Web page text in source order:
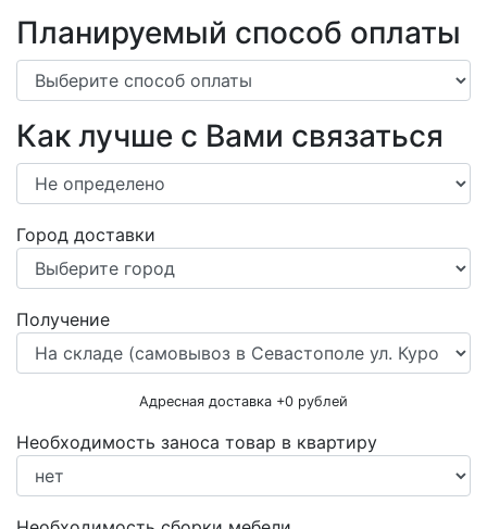
Планируемый способ оплаты
Как лучше с Вами связаться
Город доставки
Получение
Адресная доставка +0 рублей
Необходимость заноса товар в квартиру